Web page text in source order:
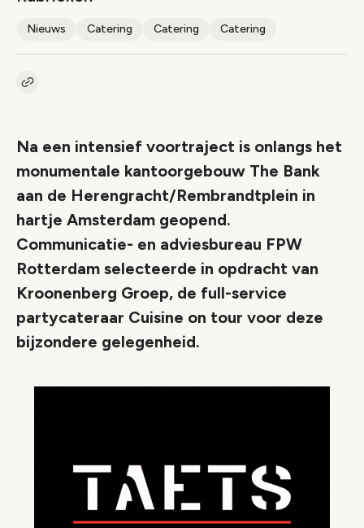
Nieuws Catering Catering Catering
Kopieer link naar artikel
Na een intensief voortraject is onlangs het
monumentale kantoorgebouw The Bank
aan de Herengracht/Rembrandtplein in
hartje Amsterdam geopend.
Communicatie- en adviesbureau FPW
Rotterdam selecteerde in opdracht van
Kroonenberg Groep, de full-service
partycateraar Cuisine on tour voor deze
bijzondere gelegenheid.